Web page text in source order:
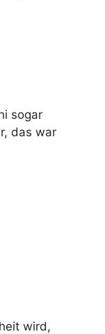
sogar
das war
wird,